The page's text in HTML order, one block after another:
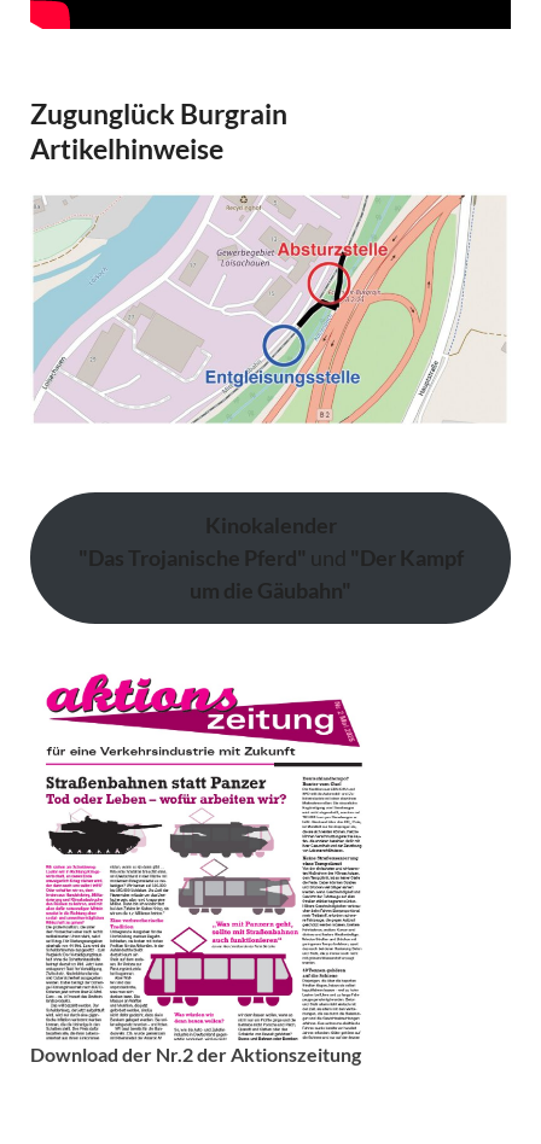
Zugunglück Burgrain
Artikelhinweise
Kinokalender
"Das Trojanische Pferd" und "Der Kampf
um die Gäubahn"
Download der Nr.2 der Aktionszeitung